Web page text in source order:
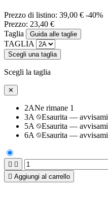
Prezzo di listino: 39,00 € -40%
Prezzo: 23,40 €
Taglia
Guida alle taglie
TAGLIA
Scegli una taglia
Scegli la taglia
✕
2ANe rimane 1
3A
Esaurita — avvisami
5A
Esaurita — avvisami
6A
Esaurita — avvisami
 
 Aggiungi al carrello